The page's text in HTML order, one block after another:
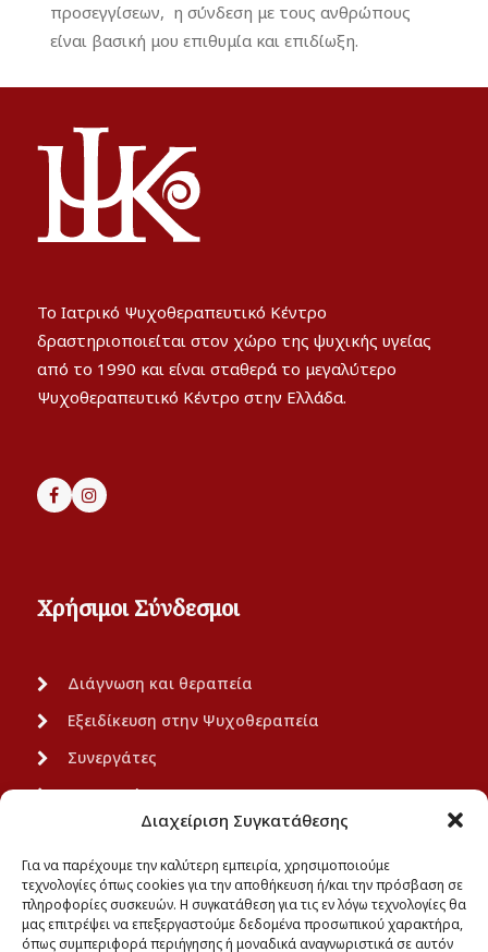
Διαχείριση Συγκατάθεσης
Για να παρέχουμε την καλύτερη εμπειρία, χρησιμοποιούμε
τεχνολογίες όπως cookies για την αποθήκευση ή/και την πρόσβαση σε
πληροφορίες συσκευών. Η συγκατάθεση για τις εν λόγω τεχνολογίες θα
μας επιτρέψει να επεξεργαστούμε δεδομένα προσωπικού χαρακτήρα,
όπως συμπεριφορά περιήγησης ή μοναδικά αναγνωριστικά σε αυτόν
προσεγγίσεων, η σύνδεση με τους ανθρώπους
είναι βασική μου επιθυμία και επιδίωξη.
Το Ιατρικό Ψυχοθεραπευτικό Κέντρο
δραστηριοποιείται στον χώρο της ψυχικής υγείας
από το 1990 και είναι σταθερά το μεγαλύτερο
Ψυχοθεραπευτικό Κέντρο στην Ελλάδα.
Χρήσιμοι Σύνδεσμοι
Διάγνωση και θεραπεία
Εξειδίκευση στην Ψυχοθεραπεία
Συνεργάτες
Ανακοινώσεις
Πολιτική Απορρήτου